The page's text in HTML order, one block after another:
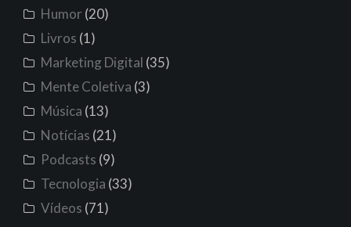
Humor (20)
Livros (1)
Marketing Digital (35)
Mente Coletiva (3)
Música (13)
Notícias (21)
Podcasts (9)
Tecnologia (33)
Vídeos (71)